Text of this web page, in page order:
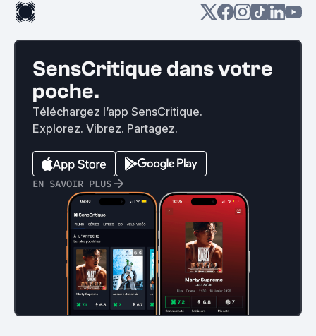
SensCritique dans votre
poche.
Téléchargez l’app SensCritique.
Explorez. Vibrez. Partagez.
EN SAVOIR PLUS